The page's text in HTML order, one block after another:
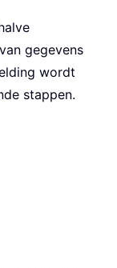
gegevens
wordt
stappen.